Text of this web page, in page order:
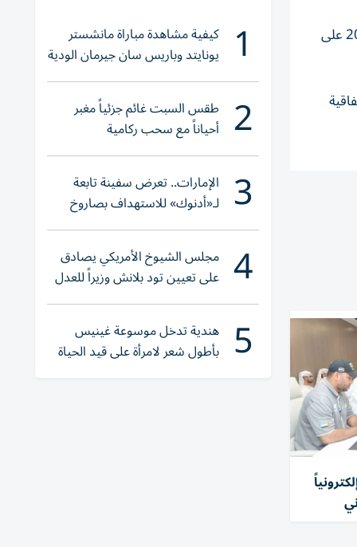
وذكرت وكالة أنباء الصين الجديدة «شينخوا» أن هذه السياسة تأتي استكمالاً لإجراءات سابقة طُبقت منذ ديسمبر/كانون الأول 2024 على
إلكترونياً
1 كيفية مشاهدة مباراة مانشستر
يونايتد وباريس سان جيرمان الودية
والقنوات الناقلة
2 طقس السبت غائم جزئياً مغبر
أحياناً مع سحب ركامية
3 الإمارات.. تعرض سفينة تابعة
لـ«أدنوك» للاستهداف بصاروخ
أثناء عبورها «هرمز»
4 مجلس الشيوخ الأمريكي يصادق
على تعيين تود بلانش وزيراً للعدل
5 هندية تدخل موسوعة غينيس
بأطول شعر لامرأة على قيد الحياة